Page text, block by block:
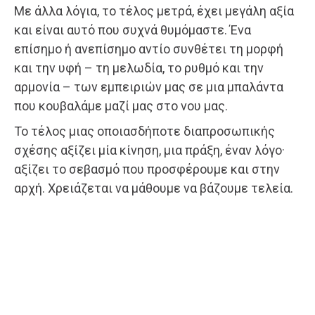
Με άλλα λόγια, το τέλος μετρά, έχει μεγάλη αξία
και είναι αυτό που συχνά θυμόμαστε. Ένα
επίσημο ή ανεπίσημο αντίο συνθέτει τη μορφή
και την υφή – τη μελωδία, το ρυθμό και την
αρμονία – των εμπειριών μας σε μια μπαλάντα
που κουβαλάμε μαζί μας στο νου μας.
Το τέλος μιας οποιασδήποτε διαπροσωπικής
σχέσης αξίζει μία κίνηση, μια πράξη, έναν λόγο·
αξίζει το σεβασμό που προσφέρουμε και στην
αρχή. Χρειάζεται να μάθουμε να βάζουμε τελεία.